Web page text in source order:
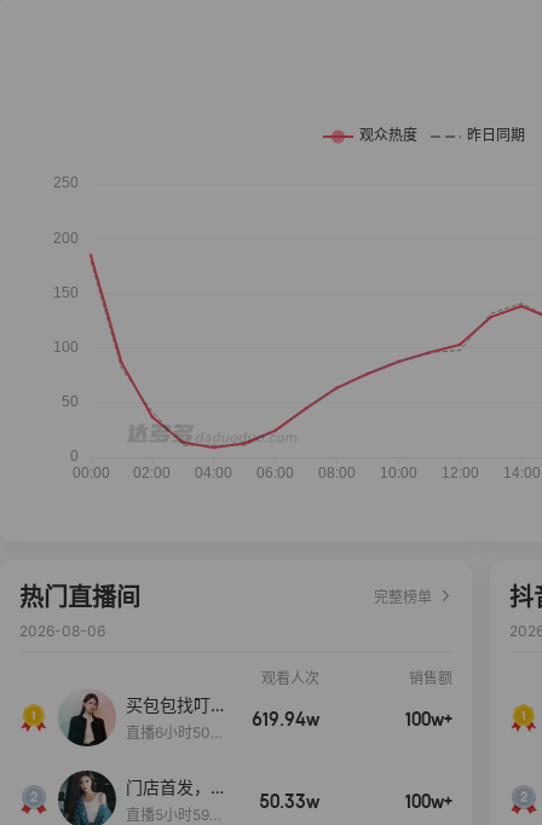
热门直播间
完整榜单
2026-08-06
观看人次 销售额
买包包找叮
当,一折购！
直播6小时50分
619.94w 100w+
门店首发，秋
款大上新！！
直播5小时59分
50.33w 100w+
抖